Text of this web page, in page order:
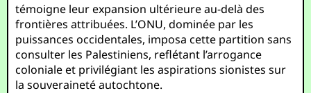
témoigne leur expansion ultérieure au-delà des
frontières attribuées. L’ONU, dominée par les
puissances occidentales, imposa cette partition sans
consulter les Palestiniens, reflétant l’arrogance
coloniale et privilégiant les aspirations sionistes sur
la souveraineté autochtone.